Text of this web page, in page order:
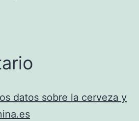
datos sobre la cerveza y